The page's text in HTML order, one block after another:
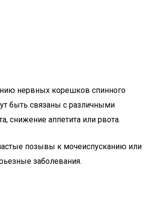
нервных корешков спинного
быть связаны с различными
снижение аппетита или рвота.
позывы к мочеиспусканию или
заболевания.